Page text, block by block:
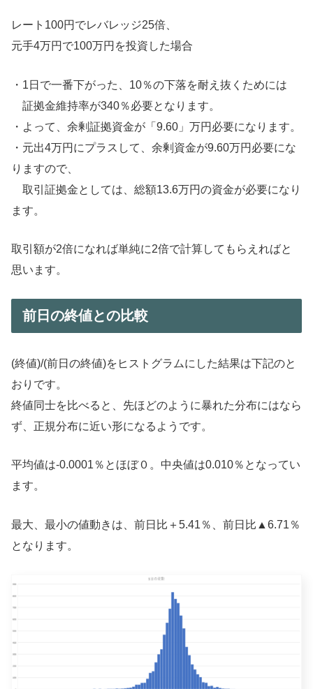
レート100円でレバレッジ25倍、
元手4万円で100万円を投資した場合
・1日で一番下がった、10％の下落を耐え抜くためには
証拠金維持率が340％必要となります。
・よって、余剰証拠資金が「9.60」万円必要になります。
・元出4万円にプラスして、余剰資金が9.60万円必要にな
りますので、
取引証拠金としては、総額13.6万円の資金が必要になり
ます。
取引額が2倍になれば単純に2倍で計算してもらえればと
思います。
前日の終値との比較
(終値)/(前日の終値)をヒストグラムにした結果は下記のと
おりです。
終値同士を比べると、先ほどのように暴れた分布にはなら
ず、正規分布に近い形になるようです。
平均値は-0.0001％とほぼ０。中央値は0.010％となってい
ます。
最大、最小の値動きは、前日比＋5.41％、前日比▲6.71％
となります。